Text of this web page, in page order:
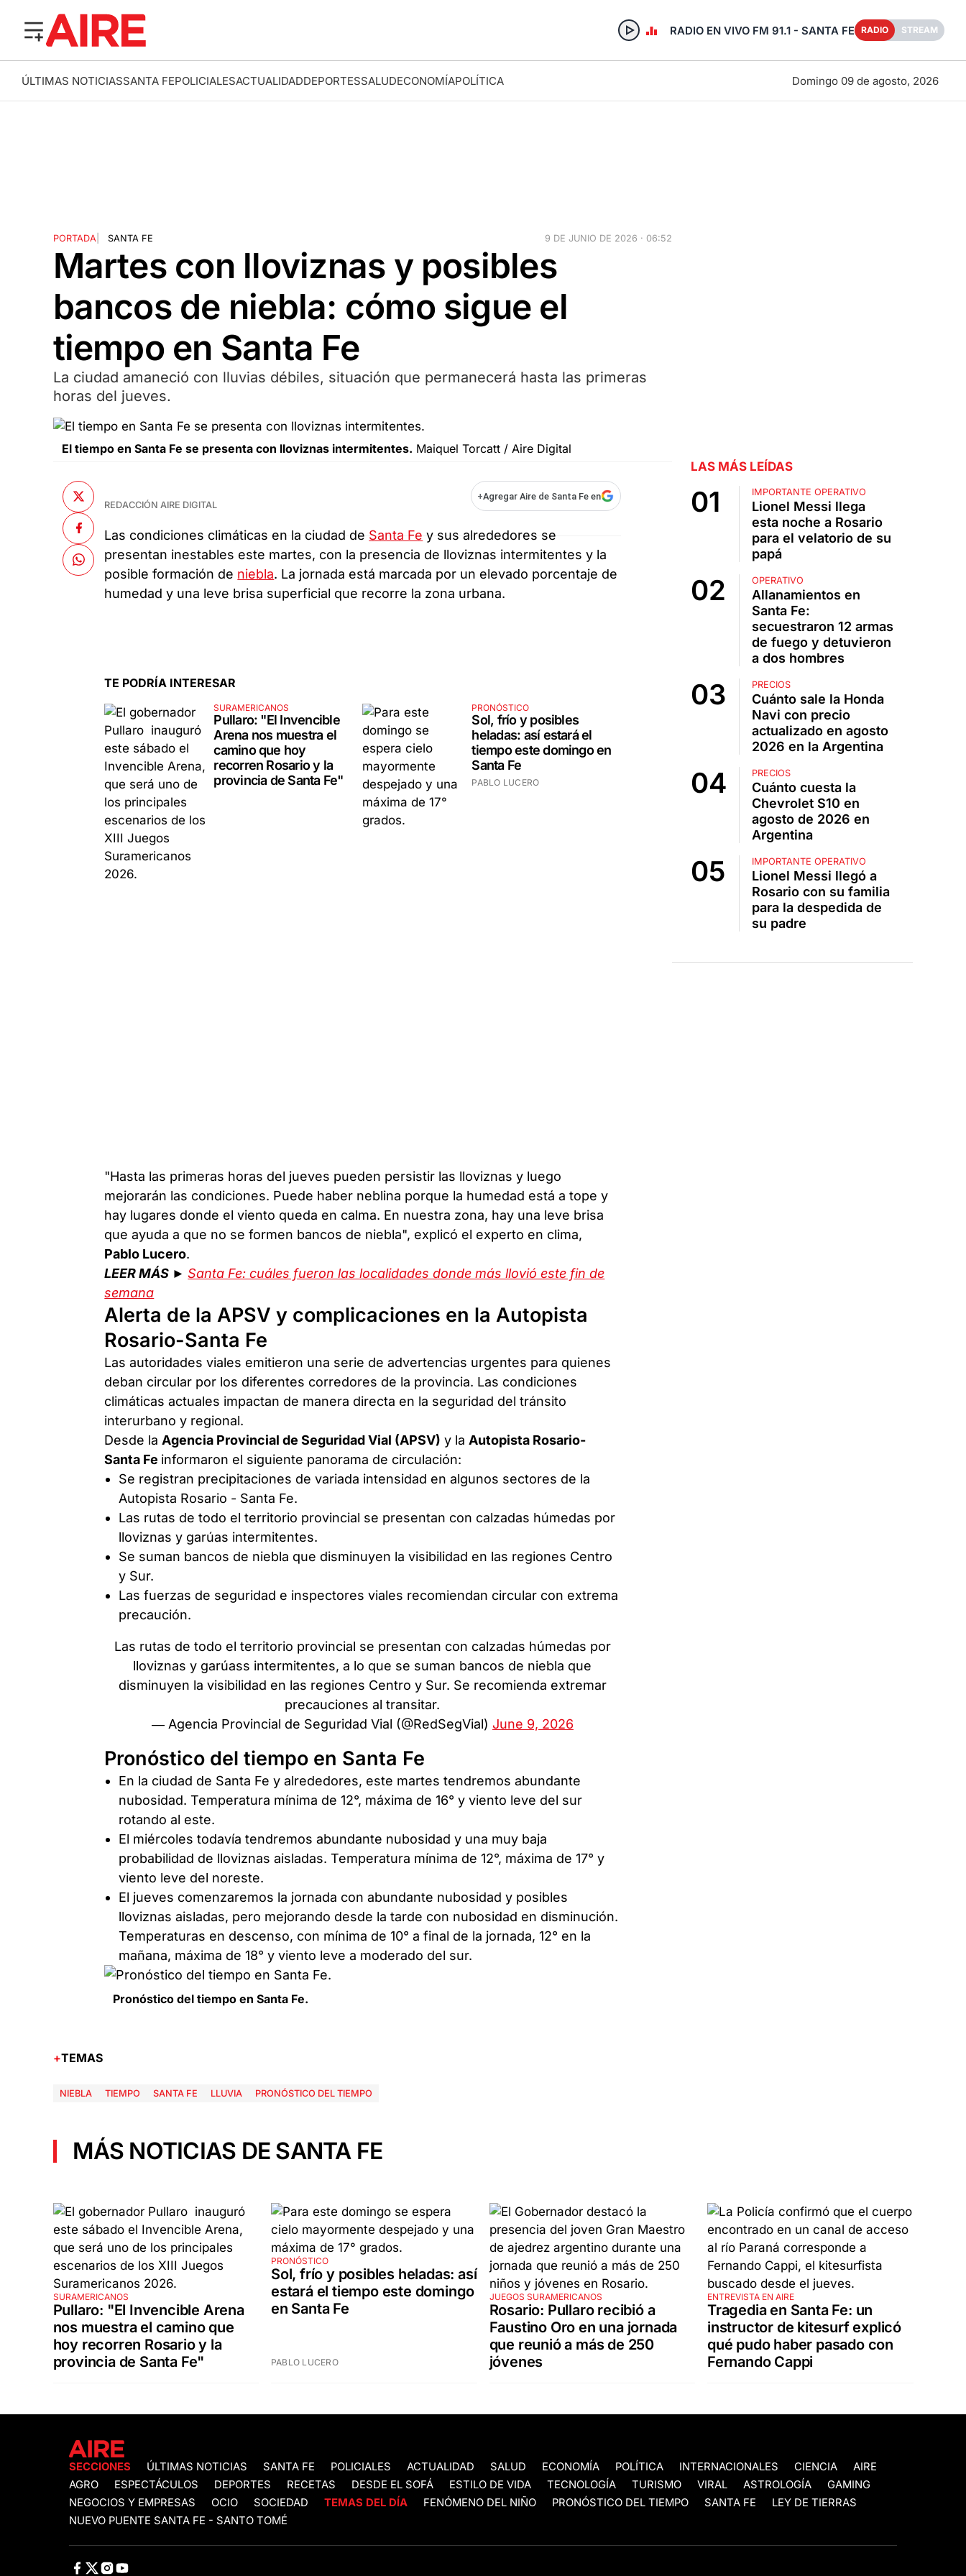
RADIO EN VIVO FM 91.1 - SANTA FE RADIO STREAM
ÚLTIMAS NOTICIASSANTA FEPOLICIALESACTUALIDADDEPORTESSALUDECONOMÍAPOLÍTICA Domingo 09 de agosto, 2026
PORTADA| SANTA FE 9 DE JUNIO DE 2026 · 06:52
Martes con lloviznas y posibles
bancos de niebla: cómo sigue el
tiempo en Santa Fe
La ciudad amaneció con lluvias débiles, situación que permanecerá hasta las primeras
horas del jueves.
El tiempo en Santa Fe se presenta con lloviznas intermitentes. Maiquel Torcatt / Aire Digital
REDACCIÓN AIRE DIGITAL
+Agregar Aire de Santa Fe en
Las condiciones climáticas en la ciudad de Santa Fe y sus alrededores se
presentan inestables este martes, con la presencia de lloviznas intermitentes y la
posible formación de niebla. La jornada está marcada por un elevado porcentaje de
humedad y una leve brisa superficial que recorre la zona urbana.
TE PODRÍA INTERESAR
SURAMERICANOS
Pullaro: "El Invencible
Arena nos muestra el
camino que hoy
recorren Rosario y la
provincia de Santa Fe"
PRONÓSTICO
Sol, frío y posibles
heladas: así estará el
tiempo este domingo en
Santa Fe
PABLO LUCERO
"Hasta las primeras horas del jueves pueden persistir las lloviznas y luego
mejorarán las condiciones. Puede haber neblina porque la humedad está a tope y
hay lugares donde el viento queda en calma. En nuestra zona, hay una leve brisa
que ayuda a que no se formen bancos de niebla", explicó el experto en clima,
Pablo Lucero.
LEER MÁS ►Santa Fe: cuáles fueron las localidades donde más llovió este fin de
semana
Alerta de la APSV y complicaciones en la Autopista
Rosario-Santa Fe
Las autoridades viales emitieron una serie de advertencias urgentes para quienes
deban circular por los diferentes corredores de la provincia. Las condiciones
climáticas actuales impactan de manera directa en la seguridad del tránsito
interurbano y regional.
Desde la Agencia Provincial de Seguridad Vial (APSV) y la Autopista Rosario-
Santa Fe informaron el siguiente panorama de circulación:
Se registran precipitaciones de variada intensidad en algunos sectores de la
Autopista Rosario - Santa Fe.
Las rutas de todo el territorio provincial se presentan con calzadas húmedas por
lloviznas y garúas intermitentes.
Se suman bancos de niebla que disminuyen la visibilidad en las regiones Centro
y Sur.
Las fuerzas de seguridad e inspectores viales recomiendan circular con extrema
precaución.
Las rutas de todo el territorio provincial se presentan con calzadas húmedas por
lloviznas y garúass intermitentes, a lo que se suman bancos de niebla que
disminuyen la visibilidad en las regiones Centro y Sur. Se recomienda extremar
precauciones al transitar.
— Agencia Provincial de Seguridad Vial (@RedSegVial) June 9, 2026
Pronóstico del tiempo en Santa Fe
En la ciudad de Santa Fe y alrededores, este martes tendremos abundante
nubosidad. Temperatura mínima de 12°, máxima de 16° y viento leve del sur
rotando al este.
El miércoles todavía tendremos abundante nubosidad y una muy baja
probabilidad de lloviznas aisladas. Temperatura mínima de 12°, máxima de 17° y
viento leve del noreste.
El jueves comenzaremos la jornada con abundante nubosidad y posibles
lloviznas aisladas, pero mejorando desde la tarde con nubosidad en disminución.
Temperaturas en descenso, con mínima de 10° a final de la jornada, 12° en la
mañana, máxima de 18° y viento leve a moderado del sur.
Pronóstico del tiempo en Santa Fe.
LAS MÁS LEÍDAS
IMPORTANTE OPERATIVO
Lionel Messi llega
esta noche a Rosario
para el velatorio de su
papá
OPERATIVO
Allanamientos en
Santa Fe:
secuestraron 12 armas
de fuego y detuvieron
a dos hombres
PRECIOS
Cuánto sale la Honda
Navi con precio
actualizado en agosto
2026 en la Argentina
PRECIOS
Cuánto cuesta la
Chevrolet S10 en
agosto de 2026 en
Argentina
IMPORTANTE OPERATIVO
Lionel Messi llegó a
Rosario con su familia
para la despedida de
su padre
TEMAS
NIEBLA TIEMPO SANTA FE LLUVIA PRONÓSTICO DEL TIEMPO
MÁS NOTICIAS DE SANTA FE
SURAMERICANOS
Pullaro: "El Invencible Arena
nos muestra el camino que
hoy recorren Rosario y la
provincia de Santa Fe"
PRONÓSTICO
Sol, frío y posibles heladas: así
estará el tiempo este domingo
en Santa Fe
PABLO LUCERO
JUEGOS SURAMERICANOS
Rosario: Pullaro recibió a
Faustino Oro en una jornada
que reunió a más de 250
jóvenes
ENTREVISTA EN AIRE
Tragedia en Santa Fe: un
instructor de kitesurf explicó
qué pudo haber pasado con
Fernando Cappi
SECCIONES ÚLTIMAS NOTICIAS SANTA FE POLICIALES ACTUALIDAD SALUD ECONOMÍA POLÍTICA INTERNACIONALES CIENCIA
AIRE
AGRO
ESPECTÁCULOS DEPORTES RECETAS DESDE EL SOFÁ ESTILO DE VIDA TECNOLOGÍA TURISMO VIRAL ASTROLOGÍA
GAMING
NEGOCIOS Y EMPRESAS
OCIO SOCIEDAD TEMAS DEL DÍA FENÓMENO DEL NIÑO PRONÓSTICO DEL TIEMPO SANTA FE
LEY DE TIERRAS
NUEVO PUENTE SANTA FE - SANTO TOMÉ